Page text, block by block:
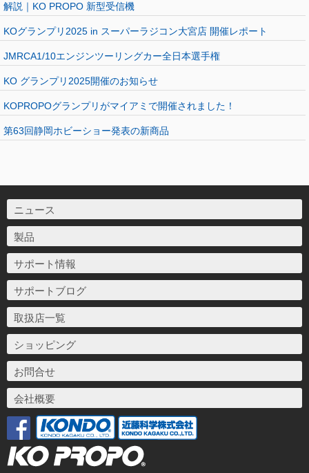
解説｜KO PROPO 新型受信機
KOグランプリ2025 in スーパーラジコン大宮店 開催レポート
JMRCA1/10エンジンツーリングカー全日本選手権
KO グランプリ2025開催のお知らせ
KOPROPOグランプリがマイアミで開催されました！
第63回静岡ホビーショー発表の新商品
ニュース
製品
サポート情報
サポートブログ
取扱店一覧
ショッピング
お問合せ
会社概要